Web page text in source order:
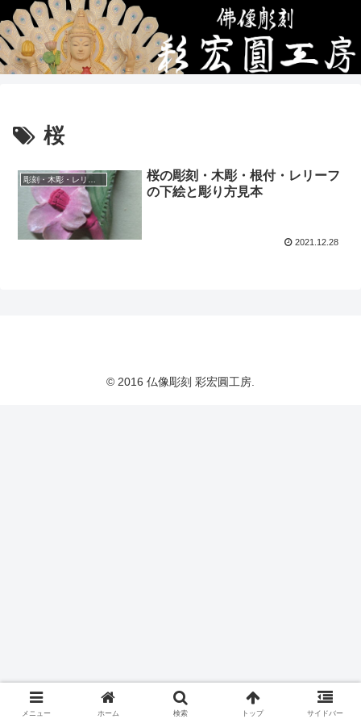
桜
彫刻・木彫・レリーフ・根付の下絵、彫り方見本
桜の彫刻・木彫・根付・レリーフ
の下絵と彫り方見本
2021.12.28
© 2016 仏像彫刻 彩宏圓工房.
メニュー ホーム 検索 トップ サイドバー